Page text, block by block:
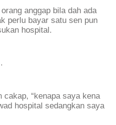
anggap bila dah ada
perlu bayar satu sen pun
hospital.
cakap, “kenapa saya kena
hospital sedangkan saya